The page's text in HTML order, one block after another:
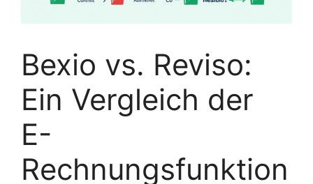
Bexio vs. Reviso:
Ein Vergleich der
E-
Rechnungsfunktion